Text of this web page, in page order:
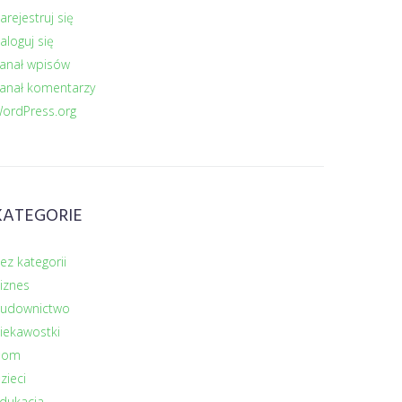
się
się
wpisów
komentarzy
kategorii